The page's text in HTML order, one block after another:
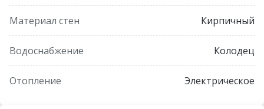
Материал стен Кирпичный
Водоснабжение Колодец
Отопление Электрическое